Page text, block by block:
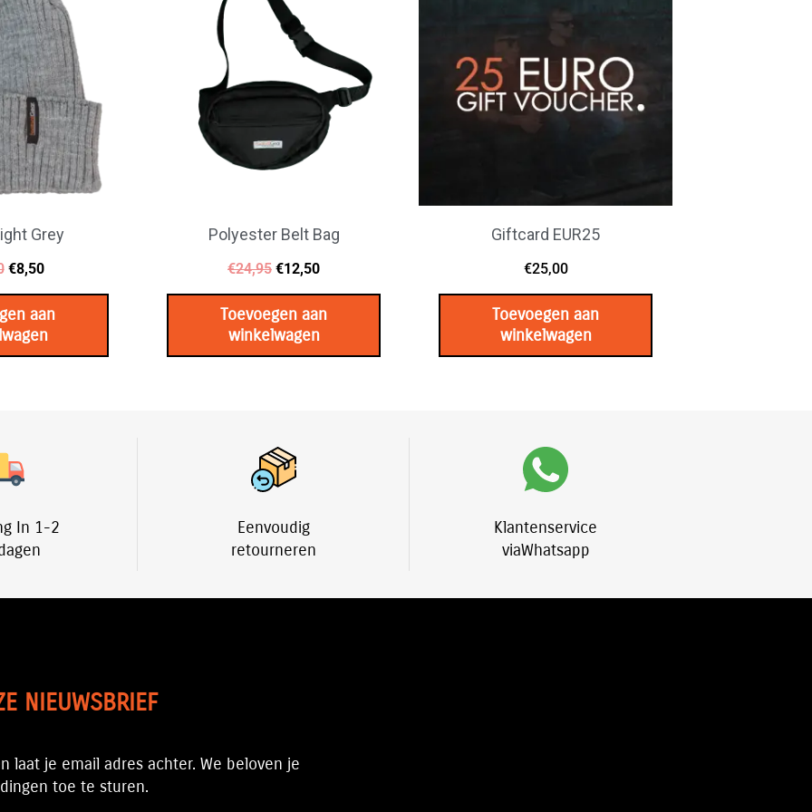
Grey
€17,50.
€8,50
€8,50.
aan
Polyester Belt Bag
€24,95
€24,95.
€12,50
Toevoegen aan
winkelwagen
Giftcard EUR25
€25,00
Toevoegen aan
winkelwagen
In 1-2
Eenvoudig
retourneren
Klantenservice
viaWhatsapp
NIEUWSBRIEF
laat je email adres achter. We beloven je
toe te sturen.